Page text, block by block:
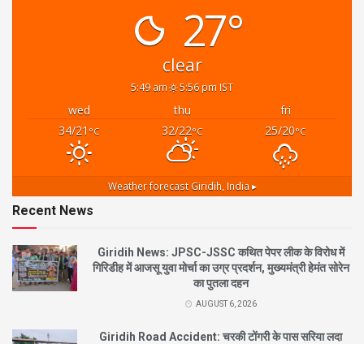
27°
clear
5:49 am 5:56 pm IST
wed thu
fri
34/21 °C 32/22°C 25/20°C
Weather forecast Giridih, India ▸
Recent News
Giridih News: JPSC-JSSC कथित पेपर लीक के विरोध में
गिरिडीह में आजसू युवा मोर्चा का उग्र प्रदर्शन, मुख्यमंत्री हेमंत सोरेन
का पुतला दहन
AUGUST 6, 2026
Giridih Road Accident: चरकी टोंगरी के पास सरिया लदा